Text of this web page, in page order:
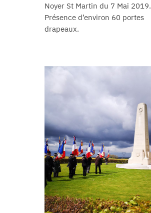
Noyer St Martin du 7 Mai 2019.
Présence d’environ 60 portes
drapeaux.